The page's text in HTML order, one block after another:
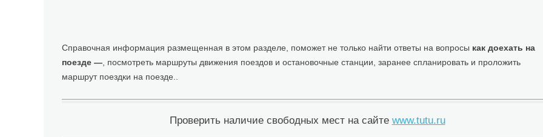
Справочная информация размещенная в этом разделе, поможет не только найти ответы на вопросы как доехать на
поезде — , посмотреть маршруты движения поездов и остановочные станции, заранее спланировать и проложить
маршрут поездки на поезде..
Проверить наличие свободных мест на сайте www.tutu.ru